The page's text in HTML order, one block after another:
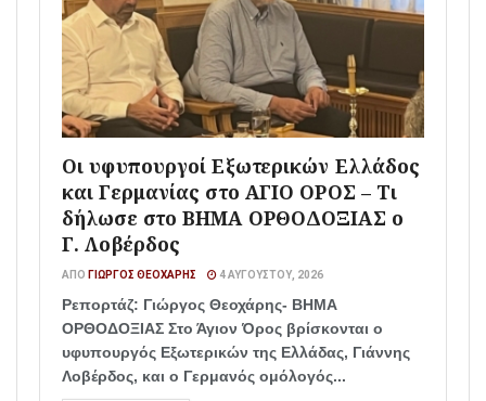
Οι υφυπουργοί Εξωτερικών Ελλάδος
και Γερμανίας στο ΑΓΙΟ ΟΡΟΣ – Τι
δήλωσε στο ΒΗΜΑ ΟΡΘΟΔΟΞΙΑΣ ο
Γ. Λοβέρδος
ΑΠΌ ΓΙΏΡΓΟΣ ΘΕΟΧΆΡΗΣ 4 ΑΥΓΟΎΣΤΟΥ, 2026
Ρεπορτάζ: Γιώργος Θεοχάρης- ΒΗΜΑ
ΟΡΘΟΔΟΞΙΑΣ Στο Άγιον Όρος βρίσκονται ο
υφυπουργός Εξωτερικών της Ελλάδας, Γιάννης
Λοβέρδος, και ο Γερμανός ομόλογός...